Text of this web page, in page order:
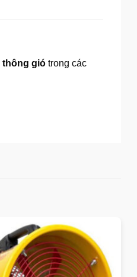
thông gió trong các